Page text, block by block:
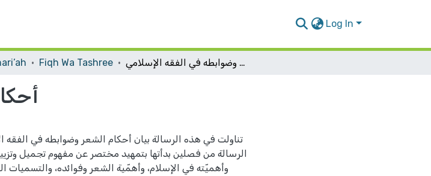
Log In
Fiqh Wa Tashree أحكام الشَعَر وضوابطه في الفقه الإسلامي
تناولت في هذه الرسالة بيان أحكام الشعر وضوابطه في
الرسالة من فصلين بدأتها بتمهيد مختصر عن مفهوم تجميل
وأهميّته في الإسلام، وأهمّية الشعر وفوائده، والتسميات